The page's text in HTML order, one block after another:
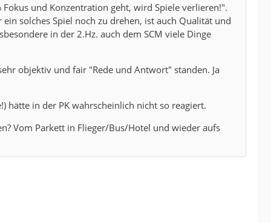
und Konzentration geht, wird Spiele verlieren!".
solches Spiel noch zu drehen, ist auch Qualität und
in der 2.Hz. auch dem SCM viele Dinge
objektiv und fair "Rede und Antwort" standen. Ja
hätte in der PK wahrscheinlich nicht so reagiert.
Vom Parkett in Flieger/Bus/Hotel und wieder aufs